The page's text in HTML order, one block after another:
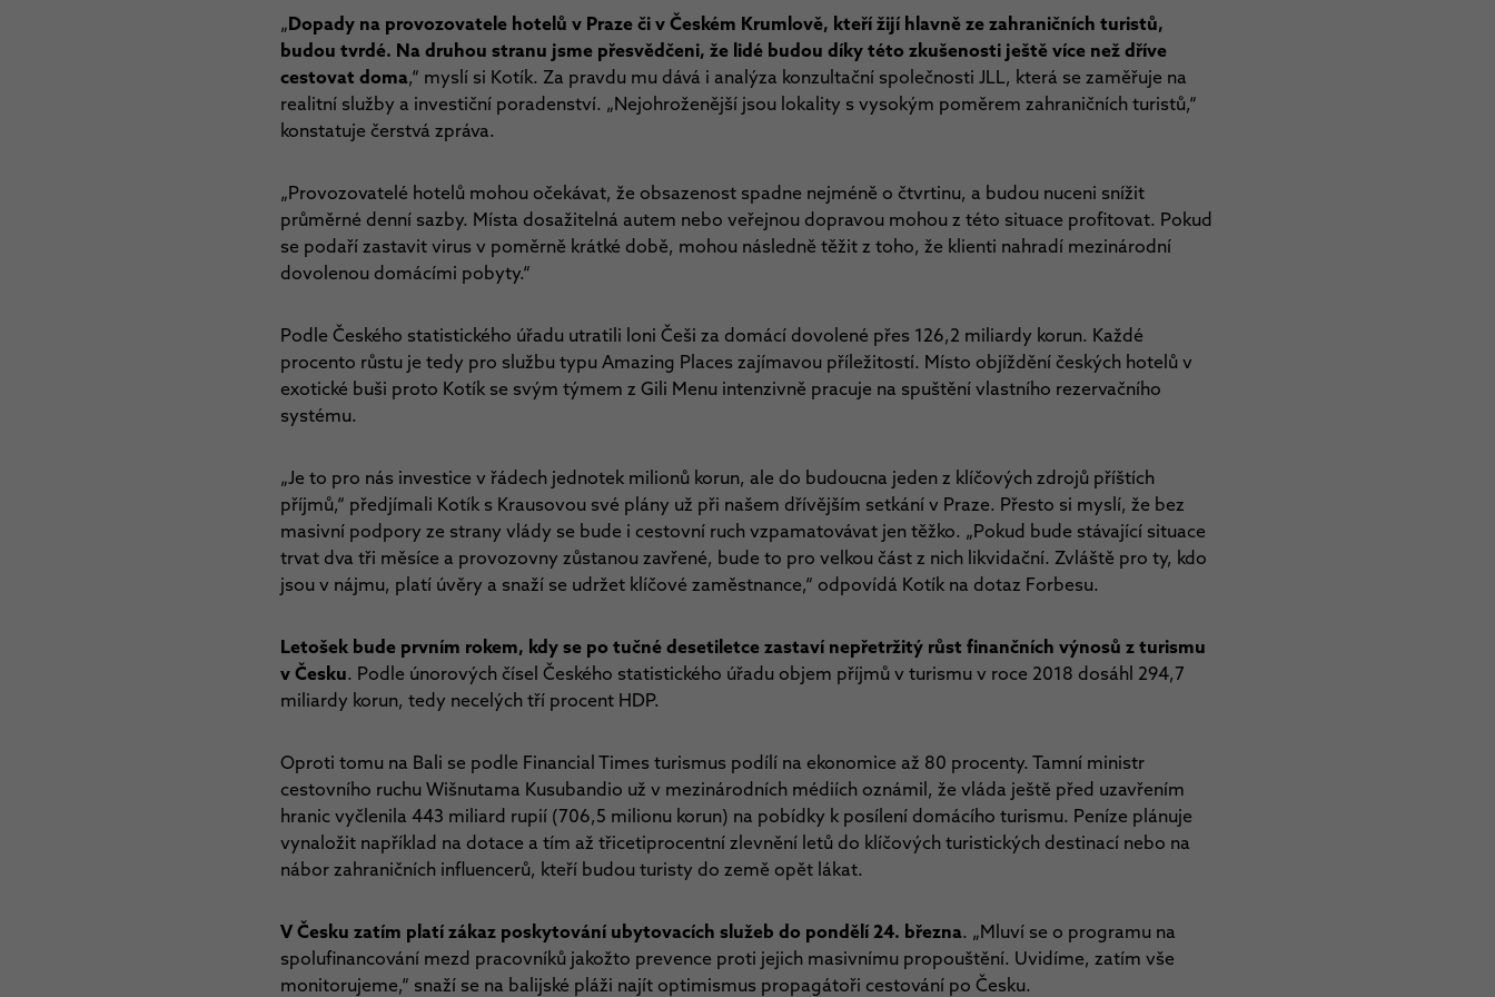
„Dopady na provozovatele hotelů v Praze či v Českém Krumlově, kteří žijí hlavně ze zahraničních turistů,
budou tvrdé. Na druhou stranu jsme přesvědčeni, že lidé budou díky této zkušenosti ještě více než dříve
cestovat doma,“ myslí si Kotík. Za pravdu mu dává i analýza konzultační společnosti JLL, která se zaměřuje na
realitní služby a investiční poradenství. „Nejohroženější jsou lokality s vysokým poměrem zahraničních turistů,“
konstatuje čerstvá zpráva.
„Provozovatelé hotelů mohou očekávat, že obsazenost spadne nejméně o čtvrtinu, a budou nuceni snížit
průměrné denní sazby. Místa dosažitelná autem nebo veřejnou dopravou mohou z této situace profitovat. Pokud
se podaří zastavit virus v poměrně krátké době, mohou následně těžit z toho, že klienti nahradí mezinárodní
dovolenou domácími pobyty.“
Podle Českého statistického úřadu utratili loni Češi za domácí dovolené přes 126,2 miliardy korun. Každé
procento růstu je tedy pro službu typu Amazing Places zajímavou příležitostí. Místo objíždění českých hotelů v
exotické buši proto Kotík se svým týmem z Gili Menu intenzivně pracuje na spuštění vlastního rezervačního
systému.
„Je to pro nás investice v řádech jednotek milionů korun, ale do budoucna jeden z klíčových zdrojů příštích
příjmů,“ předjímali Kotík s Krausovou své plány už při našem dřívějším setkání v Praze. Přesto si myslí, že bez
masivní podpory ze strany vlády se bude i cestovní ruch vzpamatovávat jen těžko. „Pokud bude stávající situace
trvat dva tři měsíce a provozovny zůstanou zavřené, bude to pro velkou část z nich likvidační. Zvláště pro ty, kdo
jsou v nájmu, platí úvěry a snaží se udržet klíčové zaměstnance,“ odpovídá Kotík na dotaz Forbesu.
Letošek bude prvním rokem, kdy se po tučné desetiletce zastaví nepřetržitý růst finančních výnosů z turismu
v Česku. Podle únorových čísel Českého statistického úřadu objem příjmů v turismu v roce 2018 dosáhl 294,7
miliardy korun, tedy necelých tří procent HDP.
Oproti tomu na Bali se podle Financial Times turismus podílí na ekonomice až 80 procenty. Tamní ministr
cestovního ruchu Wišnutama Kusubandio už v mezinárodních médiích oznámil, že vláda ještě před uzavřením
hranic vyčlenila 443 miliard rupií (706,5 milionu korun) na pobídky k posílení domácího turismu. Peníze plánuje
vynaložit například na dotace a tím až třicetiprocentní zlevnění letů do klíčových turistických destinací nebo na
nábor zahraničních influencerů, kteří budou turisty do země opět lákat.
V Česku zatím platí zákaz poskytování ubytovacích služeb do pondělí 24. března. „Mluví se o programu na
spolufinancování mezd pracovníků jakožto prevence proti jejich masivnímu propouštění. Uvidíme, zatím vše
monitorujeme,“ snaží se na balijské pláži najít optimismus propagátoři cestování po Česku.